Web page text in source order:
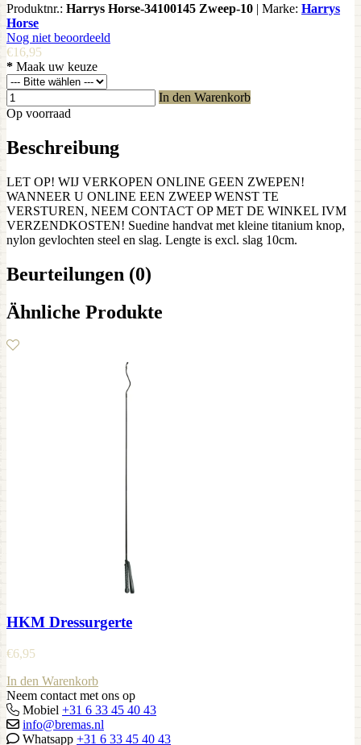
Produktnr.: Harrys Horse-34100145 Zweep-10 | Marke: Harrys
Horse
Nog niet beoordeeld
€16,95
* Maak uw keuze
In den Warenkorb
Op voorraad
Beschreibung
LET OP! WIJ VERKOPEN ONLINE GEEN ZWEPEN!
WANNEER U ONLINE EEN ZWEEP WENST TE
VERSTUREN, NEEM CONTACT OP MET DE WINKEL IVM
VERZENDKOSTEN! Suedine handvat met kleine titanium knop,
nylon gevlochten steel en slag. Lengte is excl. slag 10cm.
Beurteilungen (0)
Ähnliche Produkte
HKM Dressurgerte
€6,95
In den Warenkorb
Neem contact met ons op
Mobiel +31 6 33 45 40 43
info@bremas.nl
Whatsapp +31 6 33 45 40 43